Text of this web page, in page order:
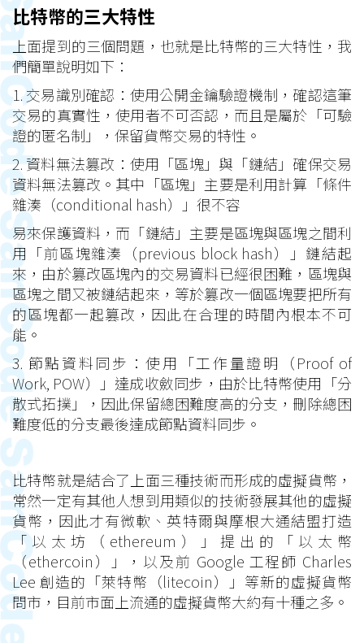
比特幣的三大特性
上面提到的三個問題，也就是比特幣的三大特性，我
們簡單說明如下：
1. 交易識別確認：使用公開金鑰驗證機制，確認這筆
交易的真實性，使用者不可否認，而且是屬於「可驗
證的匿名制」，保留貨幣交易的特性。
2. 資料無法篡改：使用「區塊」與「鏈結」確保交易
資料無法篡改。其中「區塊」主要是利用計算「條件
雜湊（conditional hash）」很不容
易來保護資料，而「鏈結」主要是區塊與區塊之間利
用「前區塊雜湊（previous block hash）」鏈結起
來，由於篡改區塊內的交易資料已經很困難，區塊與
區塊之間又被鏈結起來，等於篡改一個區塊要把所有
的區塊都一起篡改，因此在合理的時間內根本不可
能。
3. 節點資料同步：使用「工作量證明（Proof of
Work, POW）」達成收斂同步，由於比特幣使用「分
散式拓撲」，因此保留總困難度高的分支，刪除總困
難度低的分支最後達成節點資料同步。
比特幣就是結合了上面三種技術而形成的虛擬貨幣，
常然一定有其他人想到用類似的技術發展其他的虛擬
貨幣，因此才有微軟、英特爾與摩根大通結盟打造
「以太坊（ethereum）」提出的「以太幣
（ethercoin）」，以及前 Google 工程師 Charles
Lee 創造的「萊特幣（litecoin）」等新的虛擬貨幣
問市，目前市面上流通的虛擬貨幣大約有十種之多。